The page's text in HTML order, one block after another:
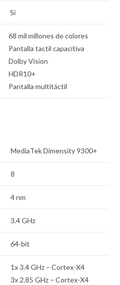
Sí
68 mil millones de colores
Pantalla tactil capacitiva
Dolby Vision
HDR10+
Pantalla multitáctil
MediaTek Dimensity 9300+
8
4 nm
3.4 GHz
64-bit
1x 3.4 GHz – Cortex-X4
3x 2.85 GHz – Cortex-X4